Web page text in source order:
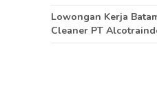
Lowongan Kerja
Cleaner PT